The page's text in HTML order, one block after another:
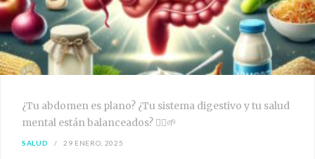
¿Tu abdomen es plano? ¿Tu sistema digestivo y tu salud
mental están balanceados? 🧘‍♀️🌱
SALUD 29 ENERO, 2025